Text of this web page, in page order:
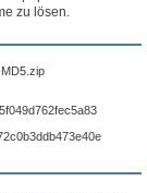
zu lösen.